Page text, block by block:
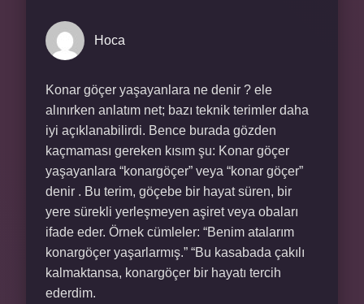
Hoca
Konar göçer yaşayanlara ne denir ? ele
alınırken anlatım net; bazı teknik terimler daha
iyi açıklanabilirdi. Bence burada gözden
kaçmaması gereken kısım şu: Konar göçer
yaşayanlara “konargöçer” veya “konar göçer”
denir . Bu terim, göçebe bir hayat süren, bir
yere sürekli yerleşmeyen aşiret veya obaları
ifade eder. Örnek cümleler: “Benim atalarım
konargöçer yaşarlarmış.” “Bu kasabada çakılı
kalmaktansa, konargöçer bir hayatı tercih
ederdim.